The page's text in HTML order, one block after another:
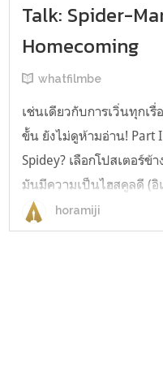
Talk: Spider-
Homecoming
whatfilmbe
เช่นเดียวกับการเวิ่นทุกเ
ขั้น ยังไม่ดูห้ามอ่าน! Part
Spidey? เลือกโปสเตอร์ข้
มันมีความเป็นไฮสคูลดี (อิ
ปัญหาวิชาการเหลืองๆ
เรื่องนี้เป็น และเล่าถึง เรื่
horamiji